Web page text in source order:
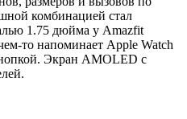
комбинацией стал
1.75 дюйма у Amazfit
то напоминает Apple Watch
Экран AMOLED с